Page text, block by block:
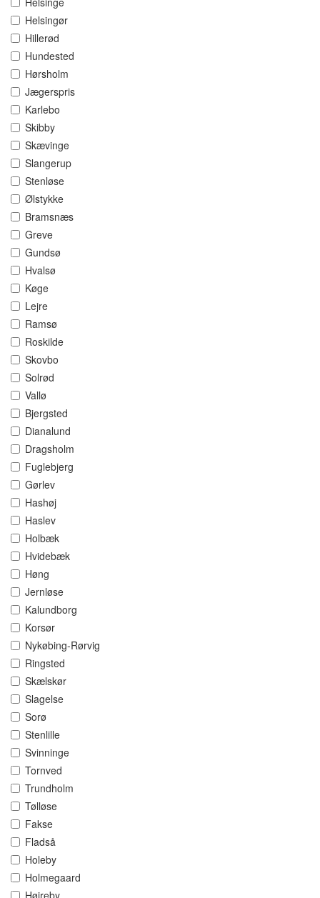
Helsingør
Hillerød
Hundested
Hørsholm
Jægerspris
Karlebo
Skibby
Skævinge
Slangerup
Stenløse
Ølstykke
Bramsnæs
Greve
Gundsø
Hvalsø
Køge
Lejre
Ramsø
Roskilde
Skovbo
Solrød
Vallø
Bjergsted
Dianalund
Dragsholm
Fuglebjerg
Gørlev
Hashøj
Haslev
Holbæk
Hvidebæk
Høng
Jernløse
Kalundborg
Korsør
Nykøbing-Rørvig
Ringsted
Skælskør
Slagelse
Sorø
Stenlille
Svinninge
Tornved
Trundholm
Tølløse
Fakse
Fladså
Holeby
Holmegaard